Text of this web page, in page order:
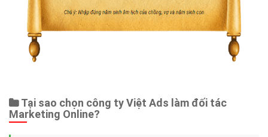
Tại sao chọn công ty Việt Ads làm đối tác
Marketing Online?